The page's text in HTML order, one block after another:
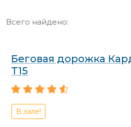
Всего найдено:
Беговая дорожка
Т15
В зале!